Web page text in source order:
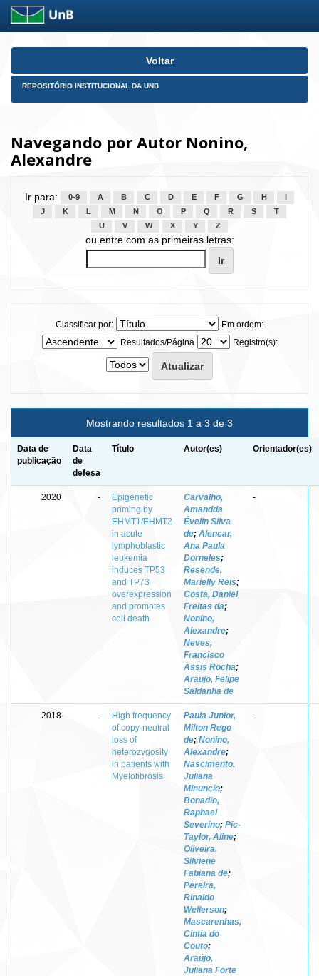
Skip
Voltar
REPOSITÓRIO INSTITUCIONAL DA UNB
Navegando por Autor Nonino,
Alexandre
Ir para: 0-9 A B C D E F G H
J
K L M N O P Q R S
T
U
V W X Y Z
ou entre com as primeiras letras:
Classificar por:
Em ordem:
Resultados/Página
Registro(s):
Mostrando resultados 1 a 3 de 3
Data de
publicação
Data
de
defesa
Título Autor(es) Orientador(es)
2020 -
Epigenetic
priming by
EHMT1/EHMT2
in acute
lymphoblastic
leukemia
induces TP53
and TP73
overexpression
and promotes
cell death
Carvalho,
Amandda
Évelin Silva
de; Alencar,
Ana Paula
Dorneles;
Resende,
Marielly Reis;
Costa, Daniel
Freitas da;
Nonino,
Alexandre;
Neves,
Francisco
Assis Rocha;
Araujo, Felipe
Saldanha de
-
2018 -
High frequency
of copy-neutral
loss of
heterozygosity
in patients with
Myelofibrosis
Paula Junior,
Milton Rego
de; Nonino,
Alexandre;
Nascimento,
Juliana
Minuncio;
Bonadio,
Raphael
Severino; Pic-
Taylor, Aline;
Oliveira,
Silviene
Fabiana de;
Pereira,
Rinaldo
Wellerson;
Mascarenhas,
Cintia do
Couto;
Araújo,
Juliana Forte
-